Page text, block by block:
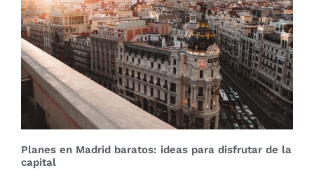
Planes en Madrid baratos: ideas para disfrutar de la
capital